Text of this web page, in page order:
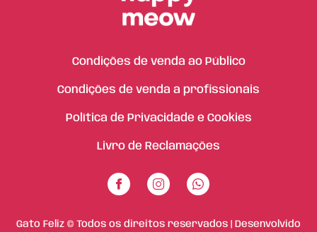
Condições de venda ao Público
Condições de venda a profissionais
Política de Privacidade e Cookies
Livro de Reclamações
Gato Feliz © Todos os direitos reservados | Desenvolvido